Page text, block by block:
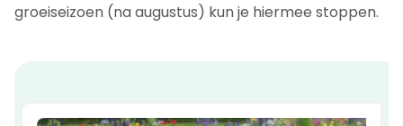
groeiseizoen (na augustus) kun je hiermee stoppen.